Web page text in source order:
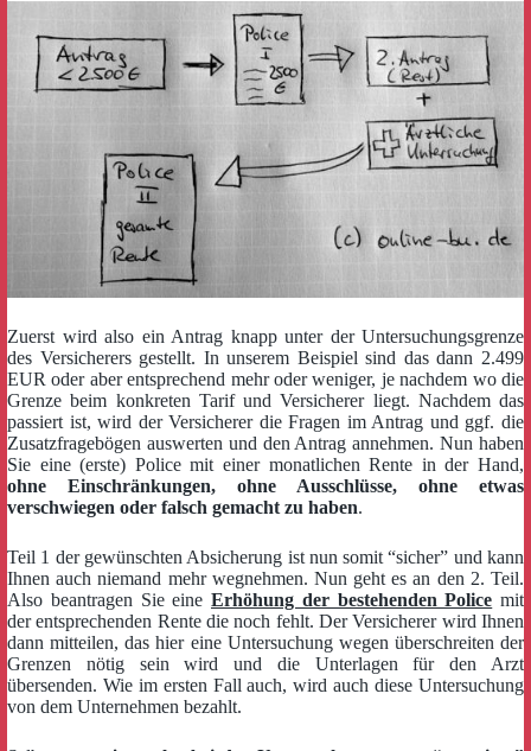
Zuerst wird also ein Antrag knapp unter der Untersuchungsgrenze
des Versicherers gestellt. In unserem Beispiel sind das dann 2.499
EUR oder aber entsprechend mehr oder weniger, je nachdem wo die
Grenze beim konkreten Tarif und Versicherer liegt. Nachdem das
passiert ist, wird der Versicherer die Fragen im Antrag und ggf. die
Zusatzfragebögen auswerten und den Antrag annehmen. Nun haben
Sie eine (erste) Police mit einer monatlichen Rente in der Hand,
ohne Einschränkungen, ohne Ausschlüsse, ohne etwas
verschwiegen oder falsch gemacht zu haben.
Teil 1 der gewünschten Absicherung ist nun somit “sicher” und kann
Ihnen auch niemand mehr wegnehmen. Nun geht es an den 2. Teil.
Also beantragen Sie eine Erhöhung der bestehenden Police mit
der entsprechenden Rente die noch fehlt. Der Versicherer wird Ihnen
dann mitteilen, das hier eine Untersuchung wegen überschreiten der
Grenzen nötig sein wird und die Unterlagen für den Arzt
übersenden. Wie im ersten Fall auch, wird auch diese Untersuchung
von dem Unternehmen bezahlt.